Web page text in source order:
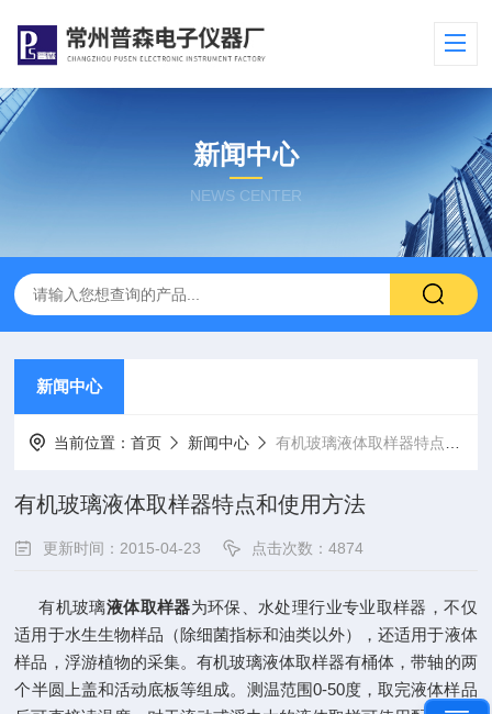
新闻中心
NEWS CENTER
新闻中心
当前位置：首页 新闻中心 有机玻璃液体取样器特点和使用方法
有机玻璃液体取样器特点和使用方法
更新时间：2015-04-23 点击次数：4874
有机玻璃液体取样器为环保、水处理行业专业取样器，不仅
适用于水生生物样品（除细菌指标和油类以外），还适用于液体
样品，浮游植物的采集。有机玻璃液体取样器有桶体，带轴的两
个半圆上盖和活动底板等组成。测温范围0-50度，取完液体样品